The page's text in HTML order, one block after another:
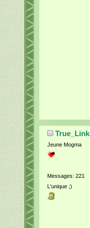
True_Link
Jeune Mogma
Messages: 221
L'unique ;)